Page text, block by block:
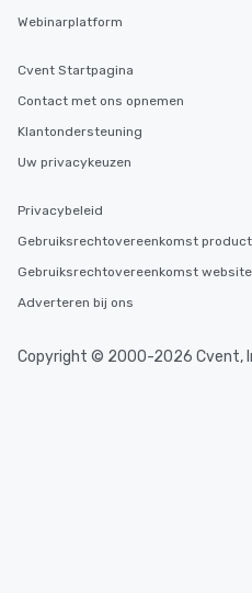
Webinarplatform
Cvent Startpagina
Contact met ons opnemen
Klantondersteuning
Uw privacykeuzen
Privacybeleid
Gebruiksrechtovereenkomst product
Gebruiksrechtovereenkomst website
Adverteren bij ons
Copyright © 2000-2026 Cvent,